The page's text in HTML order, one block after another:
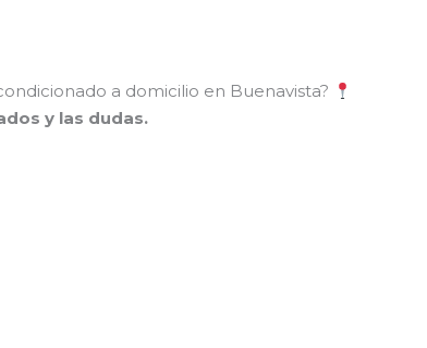
a domicilio en Buenavista?
y las dudas.